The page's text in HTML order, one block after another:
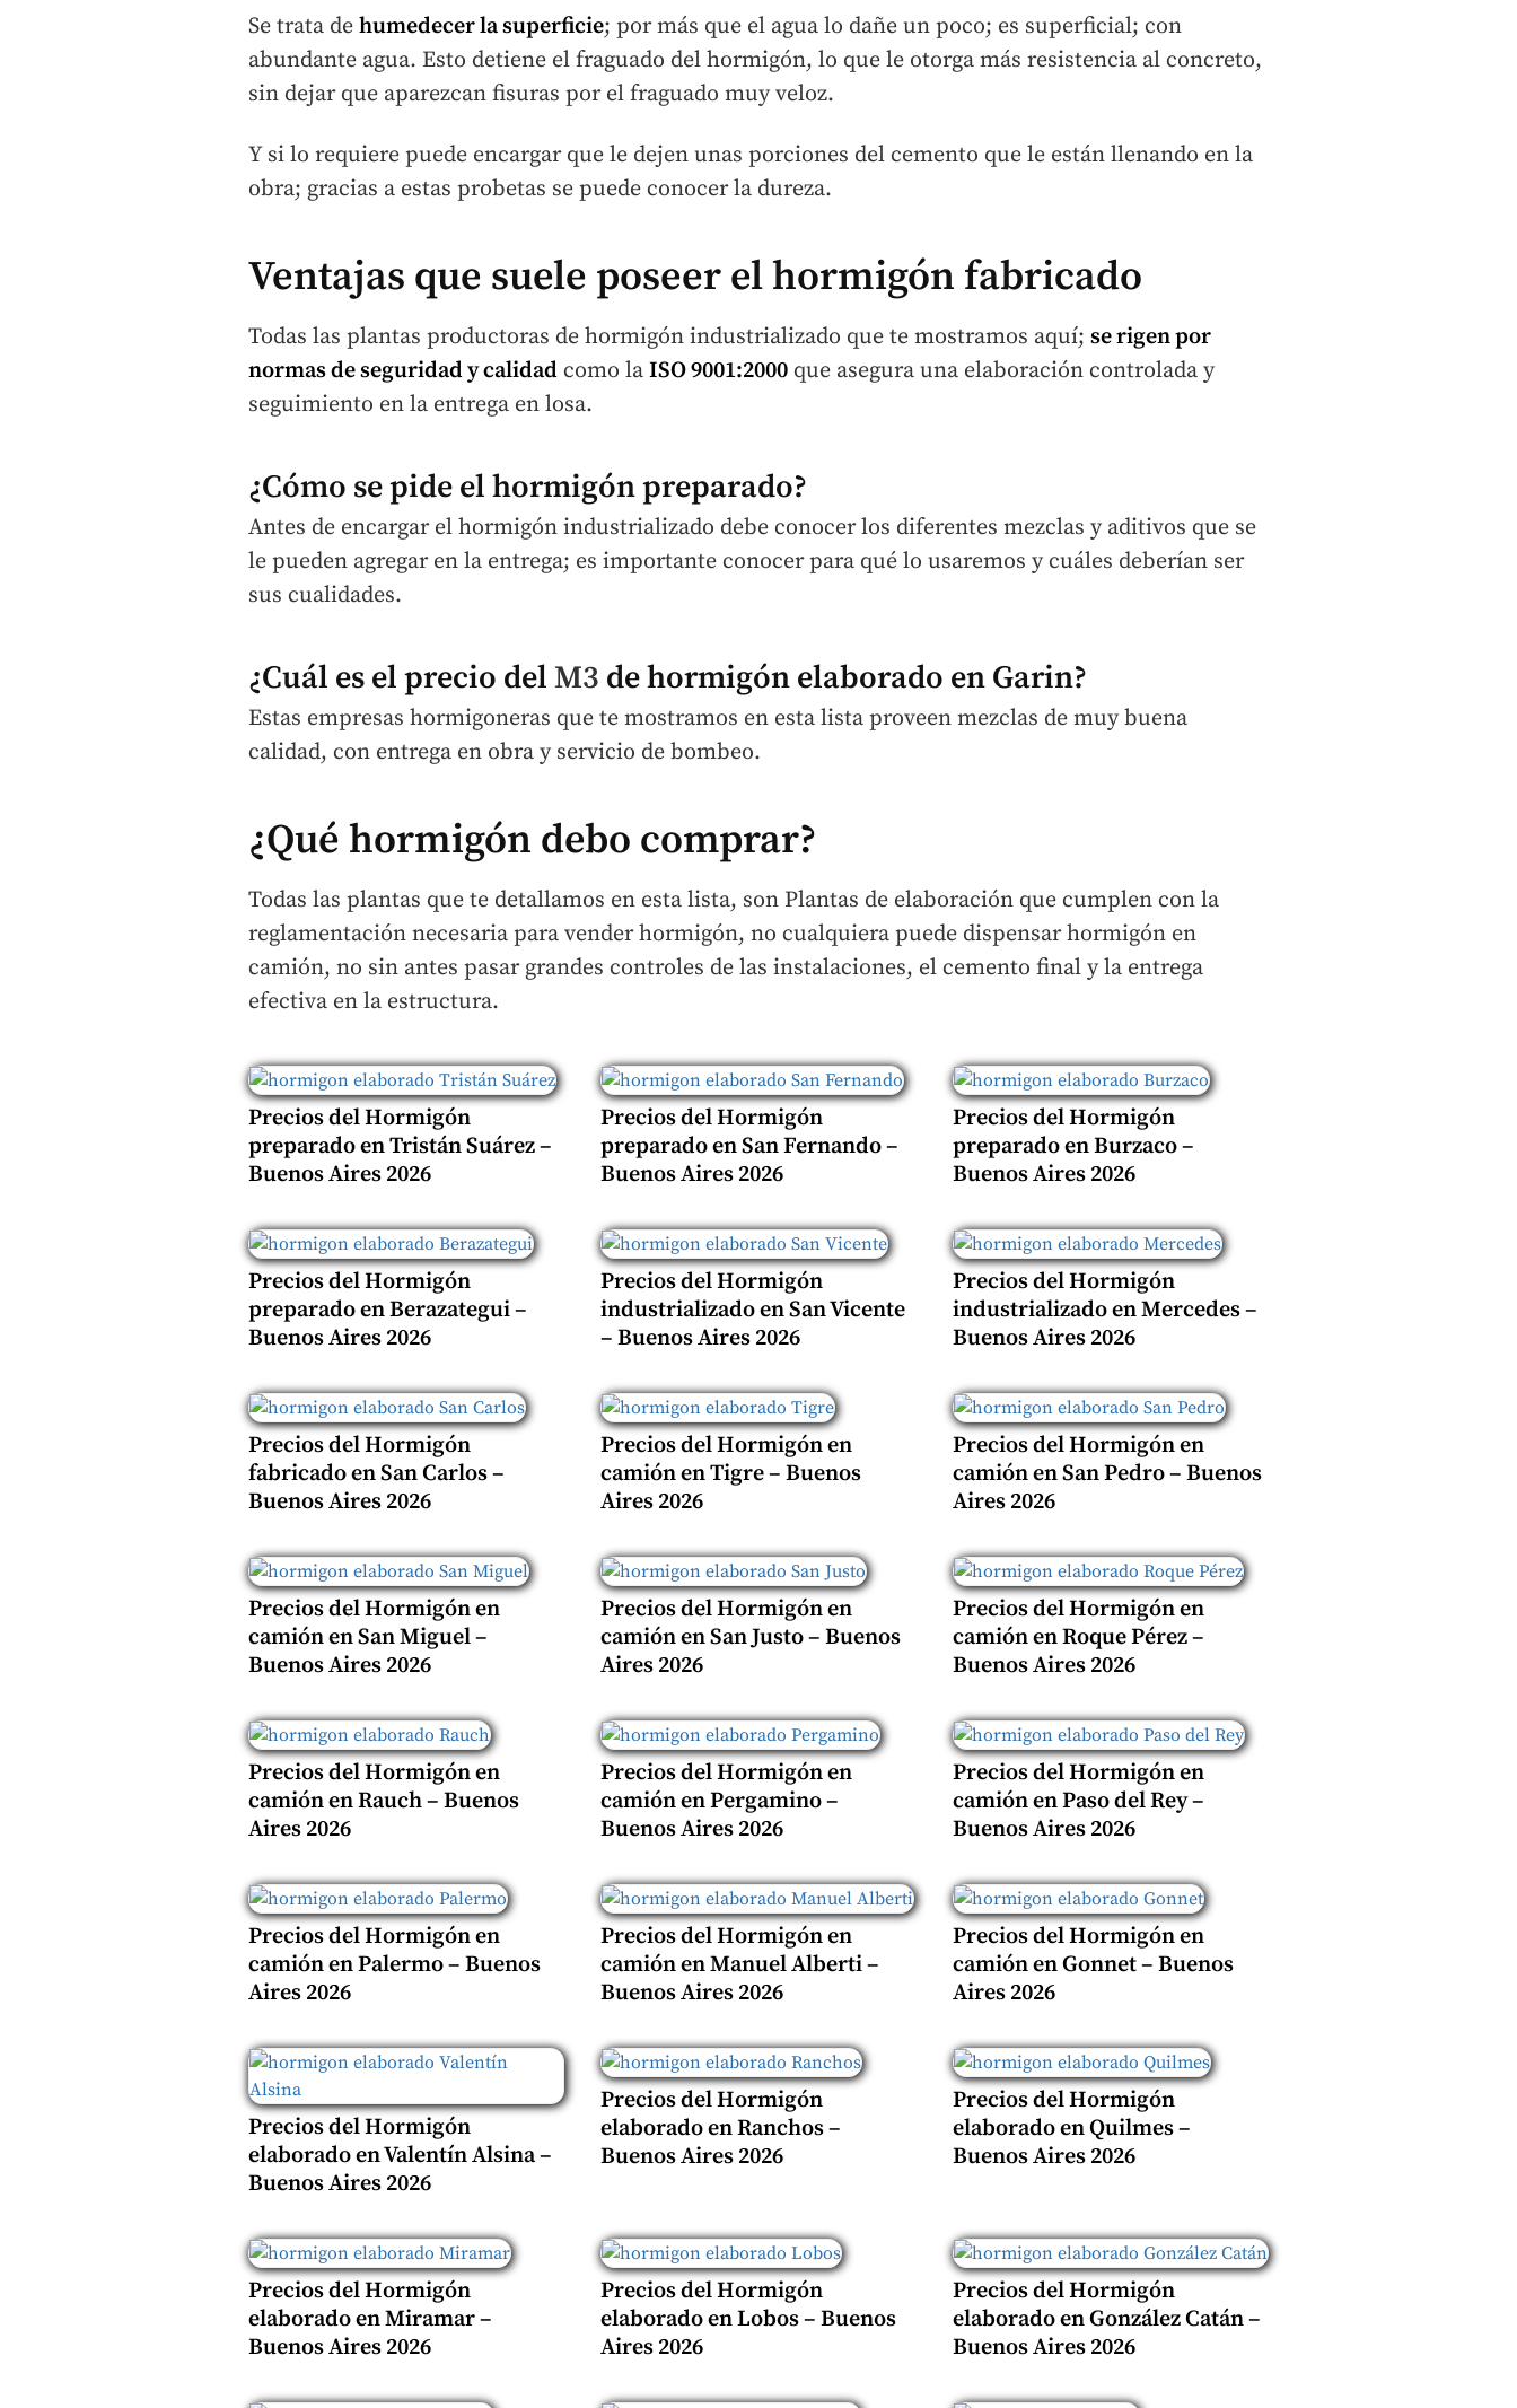
Se trata de humedecer la superficie; por más que el agua lo dañe un poco; es superficial; con
abundante agua. Esto detiene el fraguado del hormigón, lo que le otorga más resistencia al concreto,
sin dejar que aparezcan fisuras por el fraguado muy veloz.
Y si lo requiere puede encargar que le dejen unas porciones del cemento que le están llenando en la
obra; gracias a estas probetas se puede conocer la dureza.
Ventajas que suele poseer el hormigón fabricado
Todas las plantas productoras de hormigón industrializado que te mostramos aquí; se rigen por
normas de seguridad y calidad como la ISO 9001:2000 que asegura una elaboración controlada y
seguimiento en la entrega en losa.
¿Cómo se pide el hormigón preparado?
Antes de encargar el hormigón industrializado debe conocer los diferentes mezclas y aditivos que se
le pueden agregar en la entrega; es importante conocer para qué lo usaremos y cuáles deberían ser
sus cualidades.
¿Cuál es el precio del M3 de hormigón elaborado en Garin?
Estas empresas hormigoneras que te mostramos en esta lista proveen mezclas de muy buena
calidad, con entrega en obra y servicio de bombeo.
¿Qué hormigón debo comprar?
Todas las plantas que te detallamos en esta lista, son Plantas de elaboración que cumplen con la
reglamentación necesaria para vender hormigón, no cualquiera puede dispensar hormigón en
camión, no sin antes pasar grandes controles de las instalaciones, el cemento final y la entrega
efectiva en la estructura.
Precios del Hormigón
preparado en Tristán Suárez –
Buenos Aires 2026
Precios del Hormigón
preparado en San Fernando –
Buenos Aires 2026
Precios del Hormigón
preparado en Burzaco –
Buenos Aires 2026
Precios del Hormigón
preparado en Berazategui –
Buenos Aires 2026
Precios del Hormigón
industrializado en San Vicente
– Buenos Aires 2026
Precios del Hormigón
industrializado en Mercedes –
Buenos Aires 2026
Precios del Hormigón
fabricado en San Carlos –
Buenos Aires 2026
Precios del Hormigón en
camión en Tigre – Buenos
Aires 2026
Precios del Hormigón en
camión en San Pedro – Buenos
Aires 2026
Precios del Hormigón en
camión en San Miguel –
Buenos Aires 2026
Precios del Hormigón en
camión en San Justo – Buenos
Aires 2026
Precios del Hormigón en
camión en Roque Pérez –
Buenos Aires 2026
Precios del Hormigón en
camión en Rauch – Buenos
Aires 2026
Precios del Hormigón en
camión en Pergamino –
Buenos Aires 2026
Precios del Hormigón en
camión en Paso del Rey –
Buenos Aires 2026
Precios del Hormigón en
camión en Palermo – Buenos
Aires 2026
Precios del Hormigón en
camión en Manuel Alberti –
Buenos Aires 2026
Precios del Hormigón en
camión en Gonnet – Buenos
Aires 2026
Precios del Hormigón
elaborado en Valentín Alsina –
Buenos Aires 2026
Precios del Hormigón
elaborado en Ranchos –
Buenos Aires 2026
Precios del Hormigón
elaborado en Quilmes –
Buenos Aires 2026
Precios del Hormigón
elaborado en Miramar –
Buenos Aires 2026
Precios del Hormigón
elaborado en Lobos – Buenos
Aires 2026
Precios del Hormigón
elaborado en González Catán –
Buenos Aires 2026